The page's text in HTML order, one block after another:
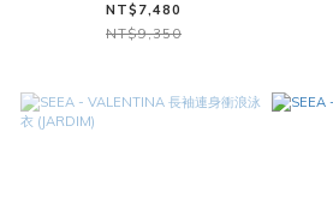
NT$7,480
NT$9,350